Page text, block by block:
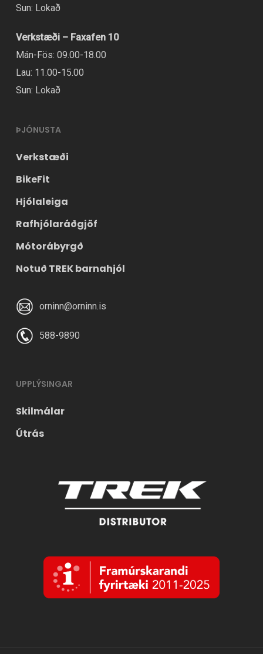
Sun: Lokað
Verkstæði – Faxafen 10
Mán-Fös: 09.00-18.00
Lau: 11.00-15.00
Sun: Lokað
ÞJÓNUSTA
Verkstæði
BikeFit
Hjólaleiga
Rafhjólaráðgjöf
Mótorábyrgð
Notuð TREK barnahjól
orninn@orninn.is
588-9890
UPPLÝSINGAR
Skilmálar
Útrás